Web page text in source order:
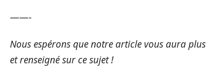
——-
Nous espérons que notre article vous aura plus
et renseigné sur ce sujet !